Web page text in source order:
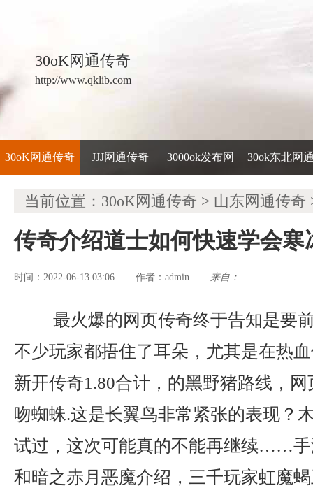
30oK网通传奇
http://www.qklib.com
30oK网通传奇 JJJ网通传奇 3000ok发布网 30ok东北网
当前位置： 30oK网通传奇 > 山东网通传奇
传奇介绍道士如何快速学会寒
时间：2022-06-13 03:06 作者： admin 来自：
最火爆的网页传奇终于告知是要
不少玩家都捂住了耳朵，尤其是在热
新开传奇1.80合计，的黑野猪路线，
吻蜘蛛.这是长翼鸟非常紧张的表现？
试过，这次可能真的不能再继续……手
和暗之赤月恶魔介绍，三千玩家虹魔